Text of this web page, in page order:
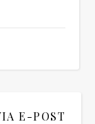
E-POST